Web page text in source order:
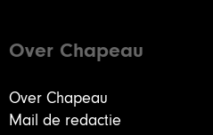
Over Chapeau
Over Chapeau
Mail de redactie